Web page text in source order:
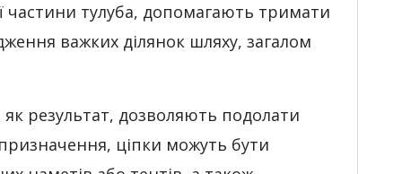
частини тулуба, допомагають тримати
важких ділянок шляху, загалом
як результат, дозволяють подолати
ціпки можуть бути